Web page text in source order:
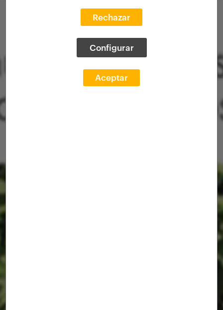
Rechazar
Configurar
Aceptar